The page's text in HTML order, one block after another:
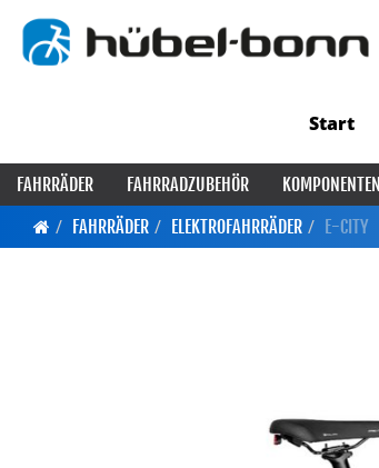
Start
FAHRRÄDER FAHRRADZUBEHÖR KOMPONENTEN
FAHRRÄDER
ELEKTROFAHRRÄDER E-CITY